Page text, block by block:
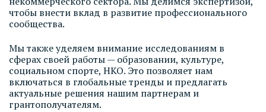
чтобы внести вклад в развитие профессионального
сообщества.
Мы также уделяем внимание исследованиям в
сферах своей работы — образовании, культуре,
социальном спорте, НКО. Это позволяет нам
включаться в глобальные тренды и предлагать
актуальные решения нашим партнерам и
грантополучателям.